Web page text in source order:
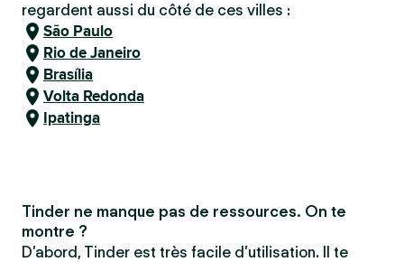
regardent aussi du côté de ces villes :
São Paulo
Rio de Janeiro
Brasília
Volta Redonda
Ipatinga
Tinder ne manque pas de ressources. On te
montre ?
D’abord, Tinder est très facile d’utilisation. Il te